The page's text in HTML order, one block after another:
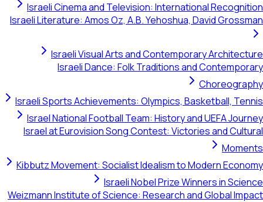
Israeli Cinema and Television: International Recognition
Israeli Literature: Amos Oz, A.B. Yehoshua, David Grossman
Israeli Visual Arts and Contemporary Architecture
Israeli Dance: Folk Traditions and Contemporary
Choreography
Israeli Sports Achievements: Olympics, Basketball, Tennis
Israel National Football Team: History and UEFA Journey
Israel at Eurovision Song Contest: Victories and Cultural
Moments
Kibbutz Movement: Socialist Idealism to Modern Economy
Israeli Nobel Prize Winners in Science
Weizmann Institute of Science: Research and Global Impact